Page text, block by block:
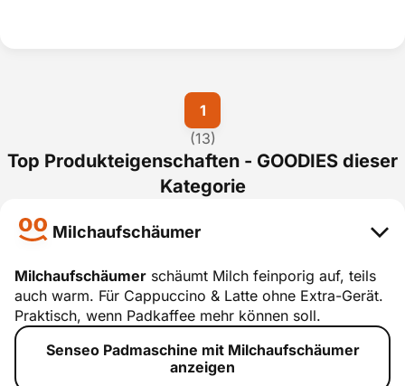
(13)
1
Top Produkteigenschaften - GOODIES dieser
Kategorie
Milchaufschäumer
Milchaufsch
äumer
Milchaufschäumer schäumt Milch feinporig auf, teils
auch warm. Für Cappuccino & Latte ohne Extra-Gerät.
Praktisch, wenn Padkaffee mehr können soll.
Senseo Padmaschine mit Milchaufschäumer
anzeigen